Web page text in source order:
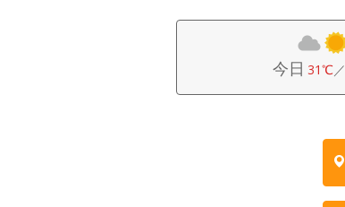
今日 31℃／